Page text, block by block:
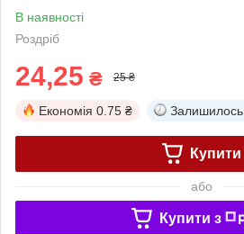
В наявності
Роздріб
24,25 ₴ 25 ₴
Економія 0.75 ₴ Залишилось
Купити
або
Купити з